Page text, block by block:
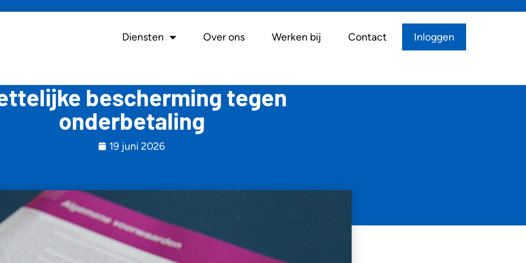
Diensten Over ons Werken bij Contact Inloggen
bescherming tegen
onderbetaling
19 juni 2026